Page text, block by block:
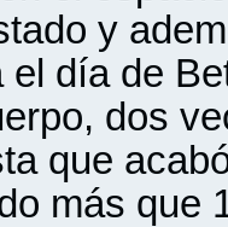
y
el día de
dos
que
más que